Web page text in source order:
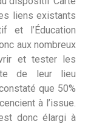
liens existants
et l’Éducation
aux nombreux
et tester les
de leur lieu
que 50%
à l’issue.
donc élargi à